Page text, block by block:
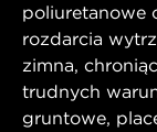
poliuretanowe
rozdarcia
zimna,
trudnych
gruntowe,